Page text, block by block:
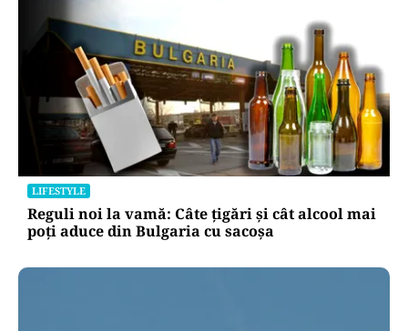
LIFESTYLE
Reguli noi la vamă: Câte țigări și cât alcool mai
poți aduce din Bulgaria cu sacoșa